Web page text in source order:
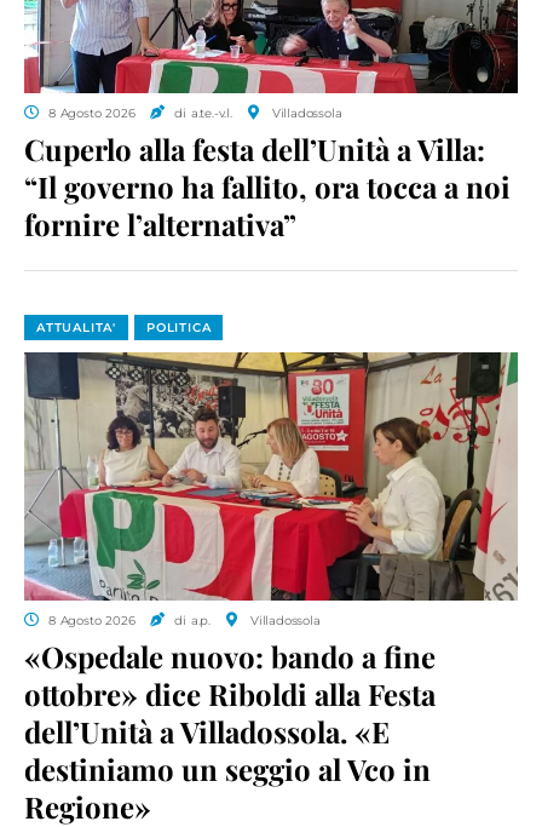
8 Agosto 2026 di a.te.-v.l. Villadossola
Cuperlo alla festa dell’Unità a Villa:
“Il governo ha fallito, ora tocca a noi
fornire l’alternativa”
ATTUALITA' POLITICA
8 Agosto 2026 di a.p. Villadossola
«Ospedale nuovo: bando a fine
ottobre» dice Riboldi alla Festa
dell’Unità a Villadossola. «E
destiniamo un seggio al Vco in
Regione»